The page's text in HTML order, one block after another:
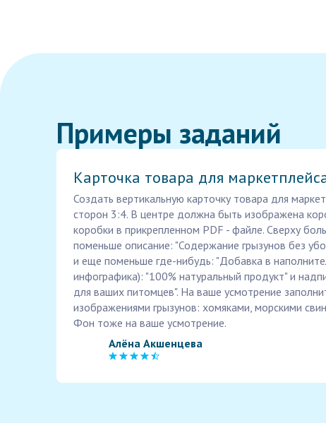
Примеры заданий
Карточка товара для
Создать вертикальную карточку товара для
сторон 3:4. В центре должна быть изображена
коробки в прикрепленном PDF - файле. Сверху
поменьше описание: "Содержание грызунов без
и еще поменьше где-нибудь: "Добавка в
инфографика): "100% натуральный продукт" и
для ваших питомцев". На ваше усмотрение
изображениями грызунов: хомяками, морскими
Фон тоже на ваше усмотрение.
Алёна Акшенцева